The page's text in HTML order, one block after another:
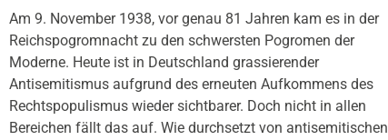
Am 9. November 1938, vor genau 81 Jahren kam es in der
Reichspogromnacht zu den schwersten Pogromen der
Moderne. Heute ist in Deutschland grassierender
Antisemitismus aufgrund des erneuten Aufkommens des
Rechtspopulismus wieder sichtbarer. Doch nicht in allen
Bereichen fällt das auf. Wie durchsetzt von antisemitischen